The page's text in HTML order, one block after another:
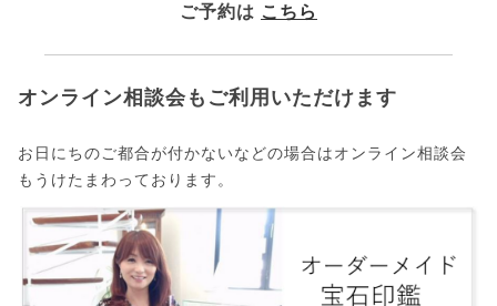
ご予約は こちら
オンライン相談会もご利用いただけます
お日にちのご都合が付かないなどの場合はオンライン相談会
もうけたまわっております。